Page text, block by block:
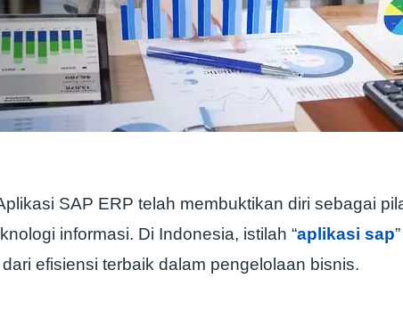
SAP ERP telah membuktikan diri sebagai
informasi. Di Indonesia, istilah “aplikasi sap
efisiensi terbaik dalam pengelolaan bisnis.